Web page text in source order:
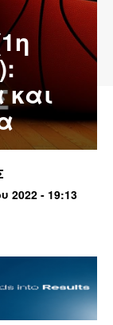
2022 - 19:13